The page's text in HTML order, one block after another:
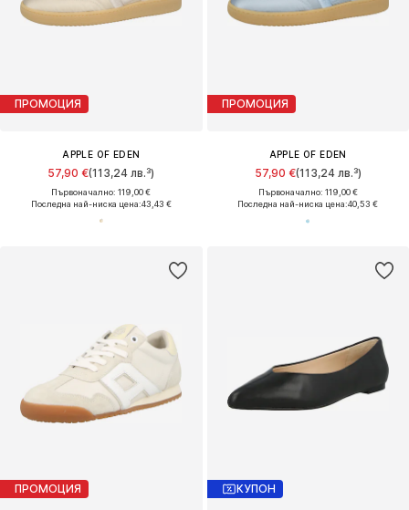
ПРОМОЦИЯ
APPLE OF EDEN
57,90 €(113,24 лв.³)
Първоначално: 119,00 €
Последна най-ниска цена:43,43 €
ПРОМОЦИЯ
APPLE OF EDEN
57,90 €(113,24 лв.³)
Първоначално: 119,00 €
Последна най-ниска цена:40,53 €
ПРОМОЦИЯ КУПОН